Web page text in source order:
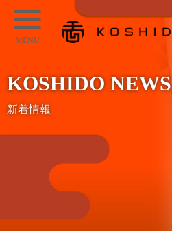
コ
ン
テ
ン
キ
KOSHIDO
メ
ュ
ー
KOSHIDO NEWS
新着情報